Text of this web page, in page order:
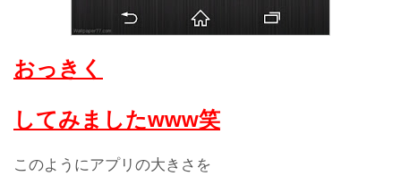
おっきく
してみましたwww笑
このようにアプリの大きさを